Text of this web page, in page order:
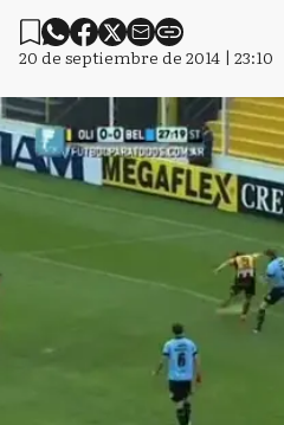
20 de septiembre de 2014 | 23:10